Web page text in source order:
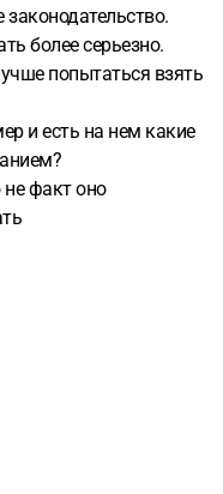
более серьезно.
попытаться взять
и есть на нем какие
факт оно